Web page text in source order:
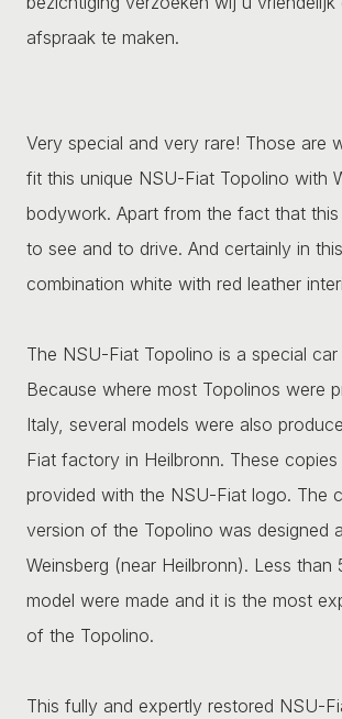
afspraak te maken.
Very special and very rare! Those are
fit this unique NSU-Fiat Topolino with
bodywork. Apart from the fact that
to see and to drive. And certainly in
combination white with red leather
The NSU-Fiat Topolino is a special car
Because where most Topolinos were
Italy, several models were also
Fiat factory in Heilbronn. These
provided with the NSU-Fiat logo. The
version of the Topolino was designed
Weinsberg (near Heilbronn). Less than
model were made and it is the most
of the Topolino.
This fully and expertly restored NSU-